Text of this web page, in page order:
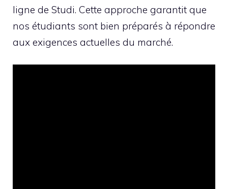
ligne de Studi. Cette approche garantit que
nos étudiants sont bien préparés à répondre
aux exigences actuelles du marché.